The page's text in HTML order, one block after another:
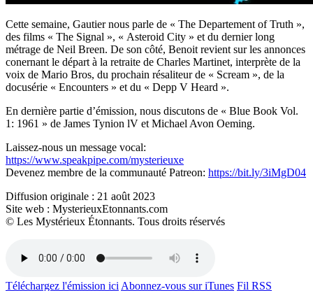
Cette semaine, Gautier nous parle de « The Departement of Truth »,
des films « The Signal », « Asteroid City » et du dernier long
métrage de Neil Breen. De son côté, Benoit revient sur les annonces
conernant le départ à la retraite de Charles Martinet, interprète de la
voix de Mario Bros, du prochain résaliteur de « Scream », de la
docusérie « Encounters » et du « Depp V Heard ».
En dernière partie d’émission, nous discutons de « Blue Book Vol.
1: 1961 » de James Tynion lV et Michael Avon Oeming.
Laissez-nous un message vocal:
https://www.speakpipe.com/mysterieuxe
Devenez membre de la communauté Patreon: https://bit.ly/3iMgD04​​​​​​​​
Diffusion originale : 21 août 2023
Site web : MysterieuxEtonnants.com
© Les Mystérieux Étonnants. Tous droits réservés
Téléchargez l'émission ici Abonnez-vous sur iTunes Fil RSS